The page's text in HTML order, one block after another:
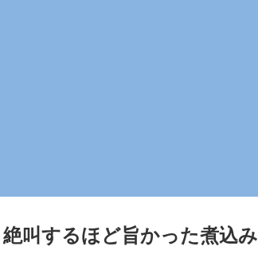
叫するほど旨かった煮込み